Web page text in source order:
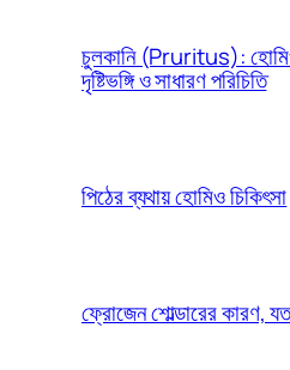
চুলকানি (Pruritus):
দৃষ্টিভঙ্গি ও সাধারণ পরিচিতি
পিঠের ব্যথায় হোমিও চিকিৎসা
ফ্রোজেন শোল্ডারের কারণ,